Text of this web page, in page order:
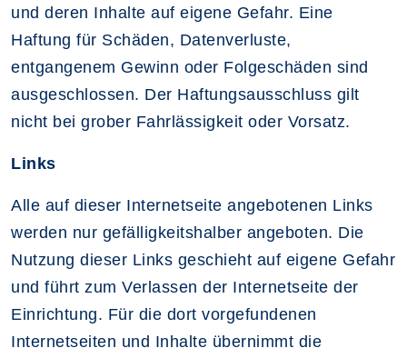
und deren Inhalte auf eigene Gefahr. Eine
Haftung für Schäden, Datenverluste,
entgangenem Gewinn oder Folgeschäden sind
ausgeschlossen. Der Haftungsausschluss gilt
nicht bei grober Fahrlässigkeit oder Vorsatz.
Links
Alle auf dieser Internetseite angebotenen Links
werden nur gefälligkeitshalber angeboten. Die
Nutzung dieser Links geschieht auf eigene Gefahr
und führt zum Verlassen der Internetseite der
Einrichtung. Für die dort vorgefundenen
Internetseiten und Inhalte übernimmt die